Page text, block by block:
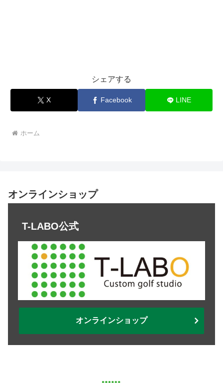
シェアする
X Facebook LINE
ホーム
オンラインショップ
T-LABO公式
オンラインショップ